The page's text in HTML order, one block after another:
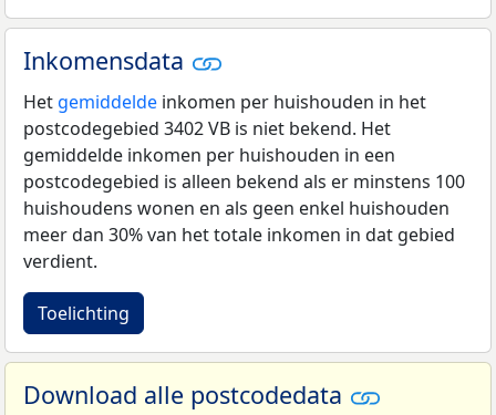
Inkomensdata
Het gemiddelde inkomen per huishouden in het
postcodegebied 3402 VB is niet bekend. Het
gemiddelde inkomen per huishouden in een
postcodegebied is alleen bekend als er minstens 100
huishoudens wonen en als geen enkel huishouden
meer dan 30% van het totale inkomen in dat gebied
verdient.
Toelichting
Download alle postcodedata